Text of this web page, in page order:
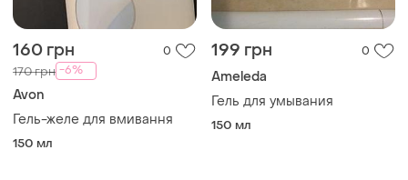
160 грн 0
170 грн -6%
Avon
Гель-желе для вмивання
150 мл
199 грн 0
Ameleda
Гель для умывания
150 мл